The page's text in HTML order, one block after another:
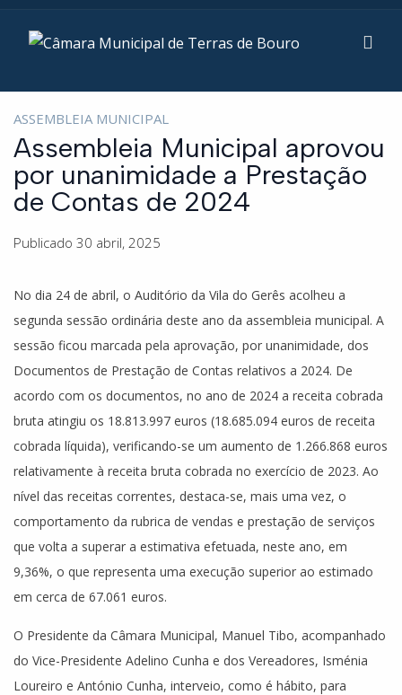
ASSEMBLEIA MUNICIPAL
Assembleia Municipal aprovou
por unanimidade a Prestação
de Contas de 2024
Publicado 30 abril, 2025
No dia 24 de abril, o Auditório da Vila do Gerês acolheu a
segunda sessão ordinária deste ano da assembleia municipal. A
sessão ficou marcada pela aprovação, por unanimidade, dos
Documentos de Prestação de Contas relativos a 2024. De
acordo com os documentos, no ano de 2024 a receita cobrada
bruta atingiu os 18.813.997 euros (18.685.094 euros de receita
cobrada líquida), verificando-se um aumento de 1.266.868 euros
relativamente à receita bruta cobrada no exercício de 2023. Ao
nível das receitas correntes, destaca-se, mais uma vez, o
comportamento da rubrica de vendas e prestação de serviços
que volta a superar a estimativa efetuada, neste ano, em
9,36%, o que representa uma execução superior ao estimado
em cerca de 67.061 euros.
O Presidente da Câmara Municipal, Manuel Tibo, acompanhado
do Vice-Presidente Adelino Cunha e dos Vereadores, Isménia
Loureiro e António Cunha, interveio, como é hábito, para